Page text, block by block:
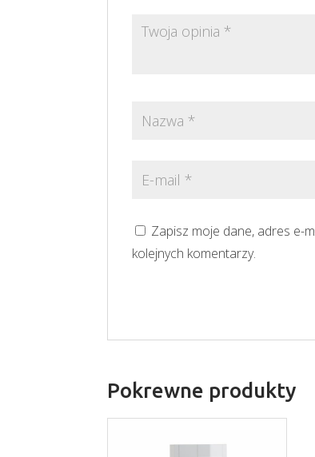
Zapisz moje dane, adres e-
kolejnych komentarzy.
Pokrewne produkty